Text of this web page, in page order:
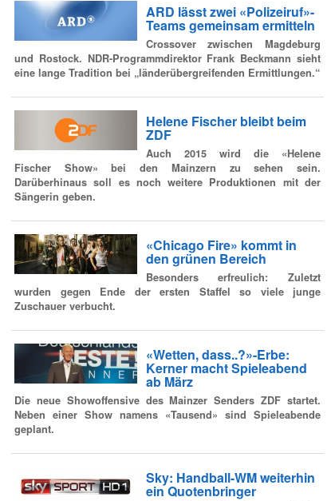
ARD lässt zwei «Polizeiruf»-
Teams gemeinsam ermitteln
Crossover zwischen Magdeburg
und Rostock. NDR-Programmdirektor Frank Beckmann sieht
eine lange Tradition bei „länderübergreifenden Ermittlungen.“
Helene Fischer bleibt beim
ZDF
Auch 2015 wird die «Helene
Fischer Show» bei den Mainzern zu sehen sein.
Darüberhinaus soll es noch weitere Produktionen mit der
Sängerin geben.
«Chicago Fire» kommt in
den grünen Bereich
Besonders erfreulich: Zuletzt
wurden gegen Ende der ersten Staffel so viele junge
Zuschauer verbucht.
«Wetten, dass..?»-Erbe:
Kerner macht Spieleabend
ab März
Die neue Showoffensive des Mainzer Senders ZDF startet.
Neben einer Show namens «Tausend» sind Spieleabende
geplant.
Sky: Handball-WM weiterhin
ein Quotenbringer